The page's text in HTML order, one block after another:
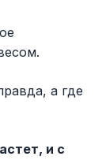
а где
и с